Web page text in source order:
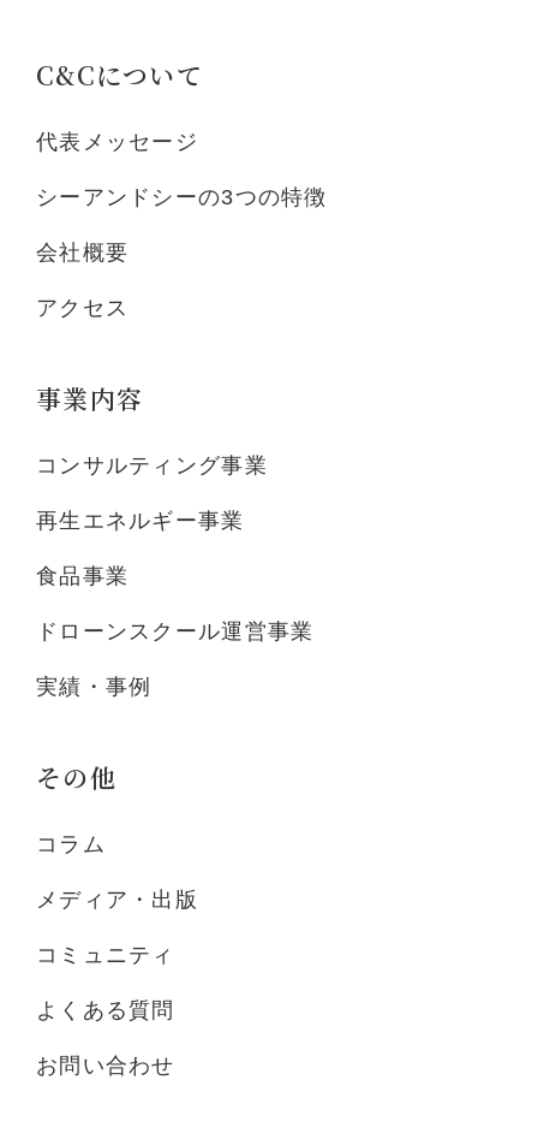
C&Cについて
代表メッセージ
シーアンドシーの3つの特徴
会社概要
アクセス
事業内容
コンサルティング事業
再生エネルギー事業
食品事業
ドローンスクール運営事業
実績・事例
その他
コラム
メディア・出版
コミュニティ
よくある質問
お問い合わせ